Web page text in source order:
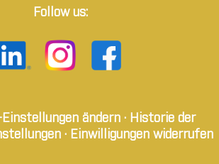
Follow us:
ändern · Historie der
· Einwilligungen widerrufen